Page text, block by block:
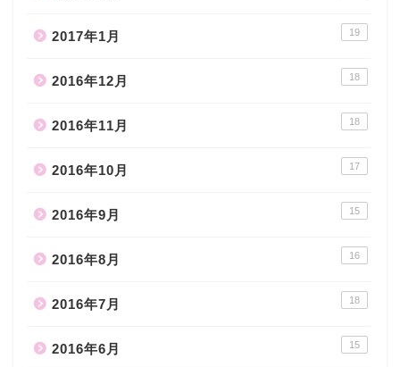
2017年1月 19
2016年12月 18
2016年11月 18
2016年10月 17
2016年9月 15
2016年8月 16
2016年7月 18
2016年6月 15